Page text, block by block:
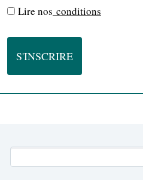
Lire nos conditions